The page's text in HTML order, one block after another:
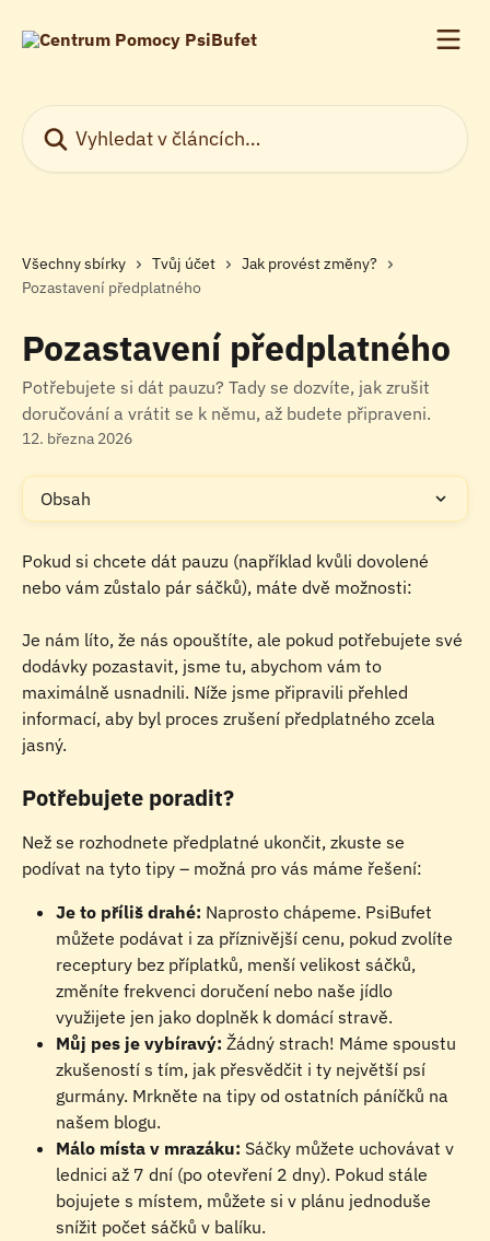
Všechny sbírky Tvůj účet
Jak provést změny?
Pozastavení předplatného
Pozastavení předplatného
Potřebujete si dát pauzu? Tady se dozvíte, jak zrušit
doručování a vrátit se k němu, až budete připraveni.
12. března 2026
Obsah
Pokud si chcete dát pauzu (například kvůli dovolené
nebo vám zůstalo pár sáčků), máte dvě možnosti:
​Je nám líto, že nás opouštíte, ale pokud potřebujete své
dodávky pozastavit, jsme tu, abychom vám to
maximálně usnadnili. Níže jsme připravili přehled
informací, aby byl proces zrušení předplatného zcela
jasný.
Potřebujete poradit?
Než se rozhodnete předplatné ukončit, zkuste se
podívat na tyto tipy – možná pro vás máme řešení:
Je to příliš drahé: Naprosto chápeme. PsiBufet
můžete podávat i za příznivější cenu, pokud zvolíte
receptury bez příplatků, menší velikost sáčků,
změníte frekvenci doručení nebo naše jídlo
využijete jen jako doplněk k domácí stravě.
Můj pes je vybíravý: Žádný strach! Máme spoustu
zkušeností s tím, jak přesvědčit i ty největší psí
gurmány. Mrkněte na tipy od ostatních páníčků na
našem blogu.
Málo místa v mrazáku: Sáčky můžete uchovávat v
lednici až 7 dní (po otevření 2 dny). Pokud stále
bojujete s místem, můžete si v plánu jednoduše
snížit počet sáčků v balíku.